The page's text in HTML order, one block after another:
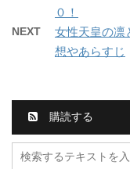
０！
NEXT
女性天皇の凛
想やあらすじ
購読する